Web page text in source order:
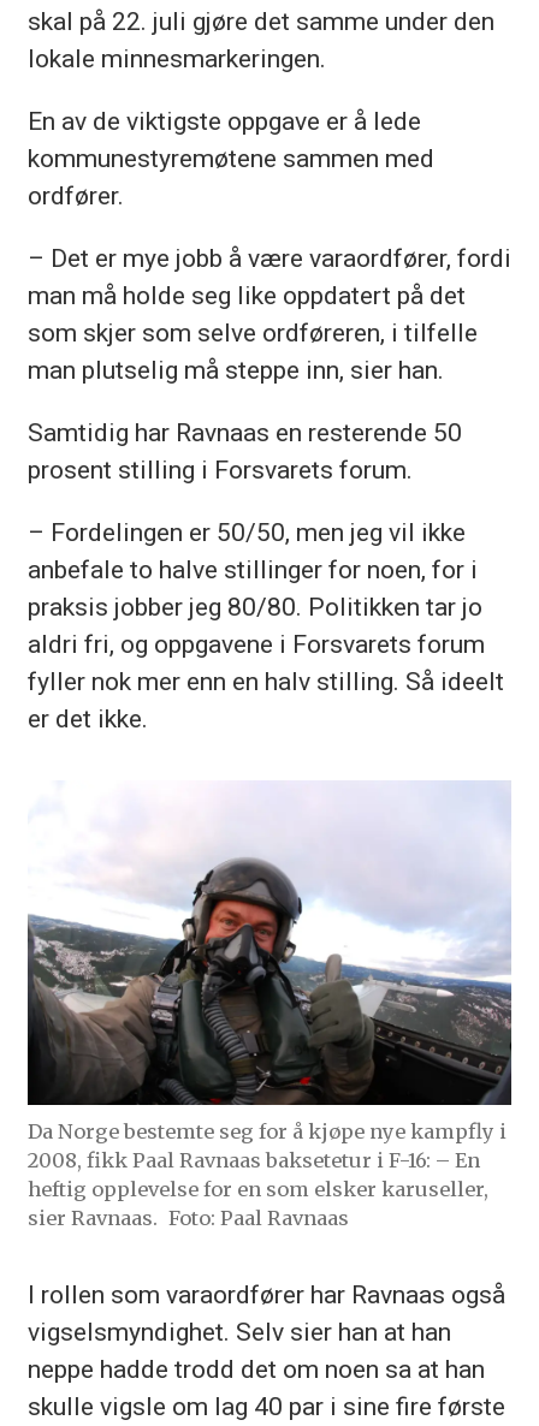
skal på 22. juli gjøre det samme under den
lokale minnesmarkeringen.
En av de viktigste oppgave er å lede
kommunestyremøtene sammen med
ordfører.
– Det er mye jobb å være varaordfører, fordi
man må holde seg like oppdatert på det
som skjer som selve ordføreren, i tilfelle
man plutselig må steppe inn, sier han.
Samtidig har Ravnaas en resterende 50
prosent stilling i Forsvarets forum.
– Fordelingen er 50/50, men jeg vil ikke
anbefale to halve stillinger for noen, for i
praksis jobber jeg 80/80. Politikken tar jo
aldri fri, og oppgavene i Forsvarets forum
fyller nok mer enn en halv stilling. Så ideelt
er det ikke.
Da Norge bestemte seg for å kjøpe nye kampfly i
2008, fikk Paal Ravnaas baksetetur i F-16: – En
heftig opplevelse for en som elsker karuseller,
sier Ravnaas. Foto: Paal Ravnaas
I rollen som varaordfører har Ravnaas også
vigselsmyndighet. Selv sier han at han
neppe hadde trodd det om noen sa at han
skulle vigsle om lag 40 par i sine fire første